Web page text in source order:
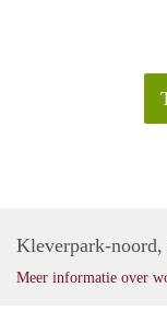
Voor meer
Kleverpark-noord,
Meer informatie over